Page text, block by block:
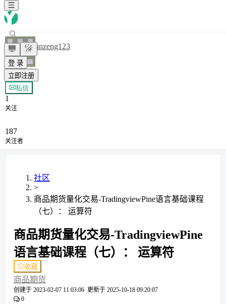
登 录
立即注册
ianzeng123
+ 关注
私信
1
关注
187
关注者
社区
>
商品期货量化交易-TradingviewPine语言基础课程
（七）： 运算符
商品期货量化交易-TradingviewPine
语言基础课程（七）： 运算符
收藏
商品期货
创建于 2023-02-07 11:03:06 更新于 2025-10-18 09:20:07
0